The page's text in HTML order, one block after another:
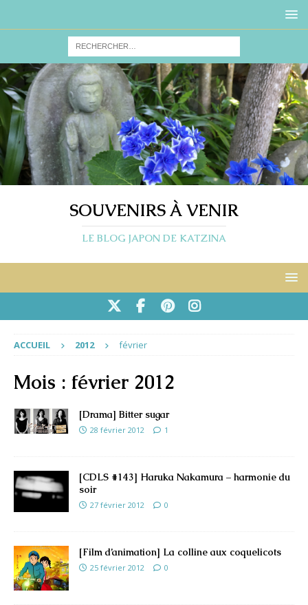
SOUVENIRS À VENIR
LE BLOG JAPON DE KATZINA
ACCUEIL 2012 février
Mois : février 2012
[Drama] Bitter sugar
28 février 2012 1
[CDLS #143] Haruka Nakamura – harmonie du
soir
27 février 2012 0
[Film d’animation] La colline aux coquelicots
25 février 2012 0